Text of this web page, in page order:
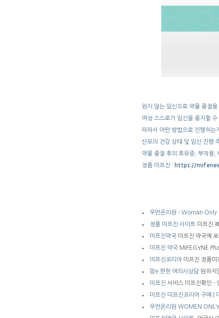
원치 않는 임신으로 약물 중절
여성 스스로가 임신을 중지할
따라서 어떤 방법으로 진행하
산모의 건강 상태 및 임신 진행
약물 중절 후의 후유증, 부작용,
정품 미프진 : https://
우먼온리원 - Woman Only
정품 미프진 사이트 미프진
미프진약국 미프진 약국에
미프진 약국 MIFEGYNE
미프진코리아 미프진 정품미
맘e 편한 여의사상담 원하지
미프진 서비스 미프진확인 -
미프진 미프진코리아 구매 |
우먼온리원 WOMEN